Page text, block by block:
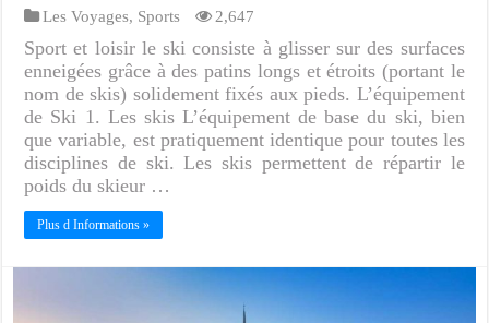
Les Voyages, Sports 2,647
Sport et loisir le ski consiste à glisser sur des surfaces
enneigées grâce à des patins longs et étroits (portant le
nom de skis) solidement fixés aux pieds. L’équipement
de Ski 1. Les skis L’équipement de base du ski, bien
que variable, est pratiquement identique pour toutes les
disciplines de ski. Les skis permettent de répartir le
poids du skieur …
Plus d Informations »